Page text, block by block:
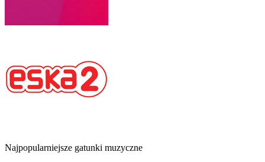
Najpopularniejsze gatunki muzyczne